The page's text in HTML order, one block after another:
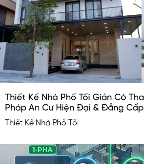
Thiết Kế Nhà Phố Tối Giản Có
Pháp An Cư Hiện Đại & Đẳng
Thiết Kế Nhà Phố Tối